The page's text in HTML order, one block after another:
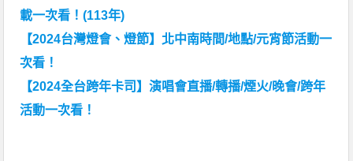
載一次看！(113年)
【2024台灣燈會、燈節】北中南時間/地點/元宵節活動一
次看！
【2024全台跨年卡司】演唱會直播/轉播/煙火/晚會/跨年
活動一次看！